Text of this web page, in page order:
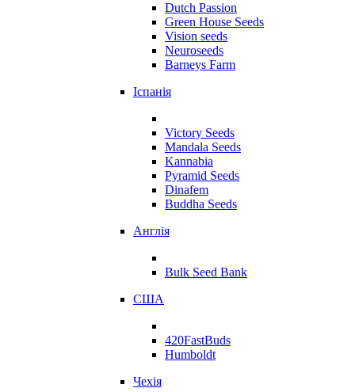
Dutch Passion
Green House Seeds
Vision seeds
Neuroseeds
Barneys Farm
Іспанія
Victory Seeds
Mandala Seeds
Kannabia
Pyramid Seeds
Dinafem
Buddha Seeds
Англія
Bulk Seed Bank
США
420FastBuds
Humboldt
Чехія